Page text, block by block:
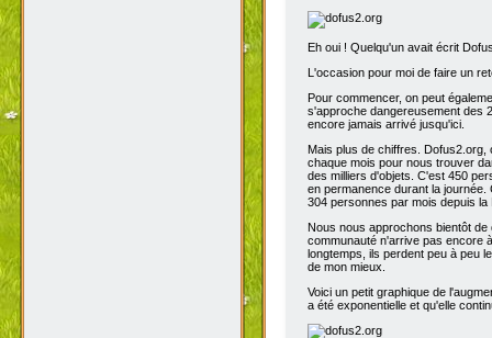
Eh oui ! Quelqu'un avait écrit
L'occasion pour moi de faire un
Pour commencer, on peut
s'approche dangereusement des
encore jamais arrivé jusqu'ici.
Mais plus de chiffres.
chaque mois pour nous trouver
des milliers d'objets. C'est 450
en permanence durant la
304 personnes par mois depuis
Nous nous approchons bientôt
communauté n'arrive pas encore
longtemps, ils perdent peu à peu
de mon mieux.
Voici un petit graphique de
a été exponentielle et qu'elle